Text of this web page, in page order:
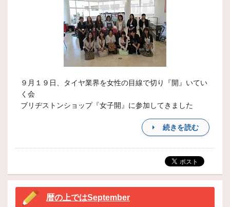
９月１９日、タイヤ業界を女性の目線で切り『開』いてい
く会
ブリヂストンショップ『女子開』に参加してきました
続きを読む
暦の上ではSeptember